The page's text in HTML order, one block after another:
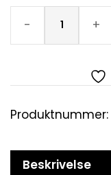
- +
Produktnummer:
Beskrivelse